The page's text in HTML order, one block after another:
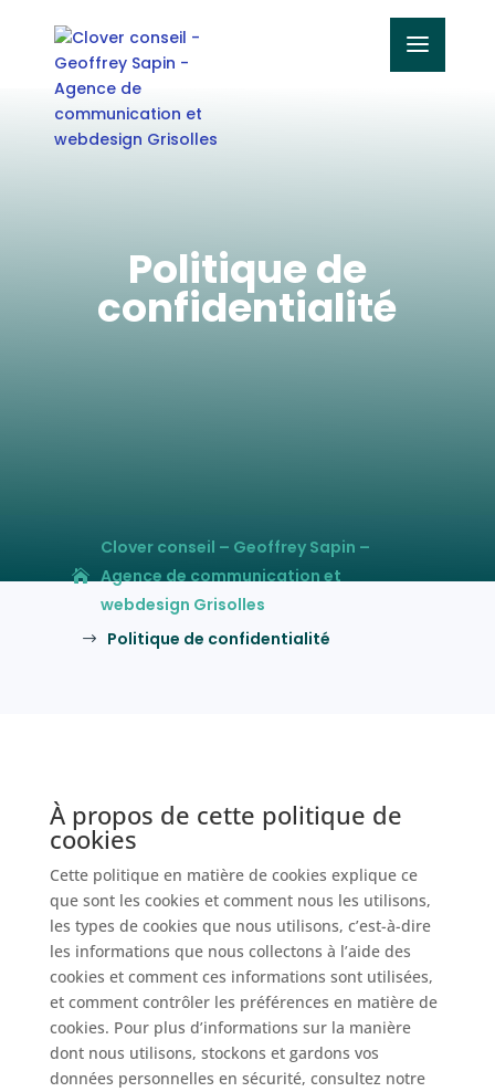
Politique de
confidentialité
Clover conseil – Geoffrey Sapin –
Agence de communication et
webdesign Grisolles
$ Politique de confidentialité
À propos de cette politique de
cookies
Cette politique en matière de cookies explique ce
que sont les cookies et comment nous les utilisons,
les types de cookies que nous utilisons, c’est-à-dire
les informations que nous collectons à l’aide des
cookies et comment ces informations sont utilisées,
et comment contrôler les préférences en matière de
cookies. Pour plus d’informations sur la manière
dont nous utilisons, stockons et gardons vos
données personnelles en sécurité, consultez notre